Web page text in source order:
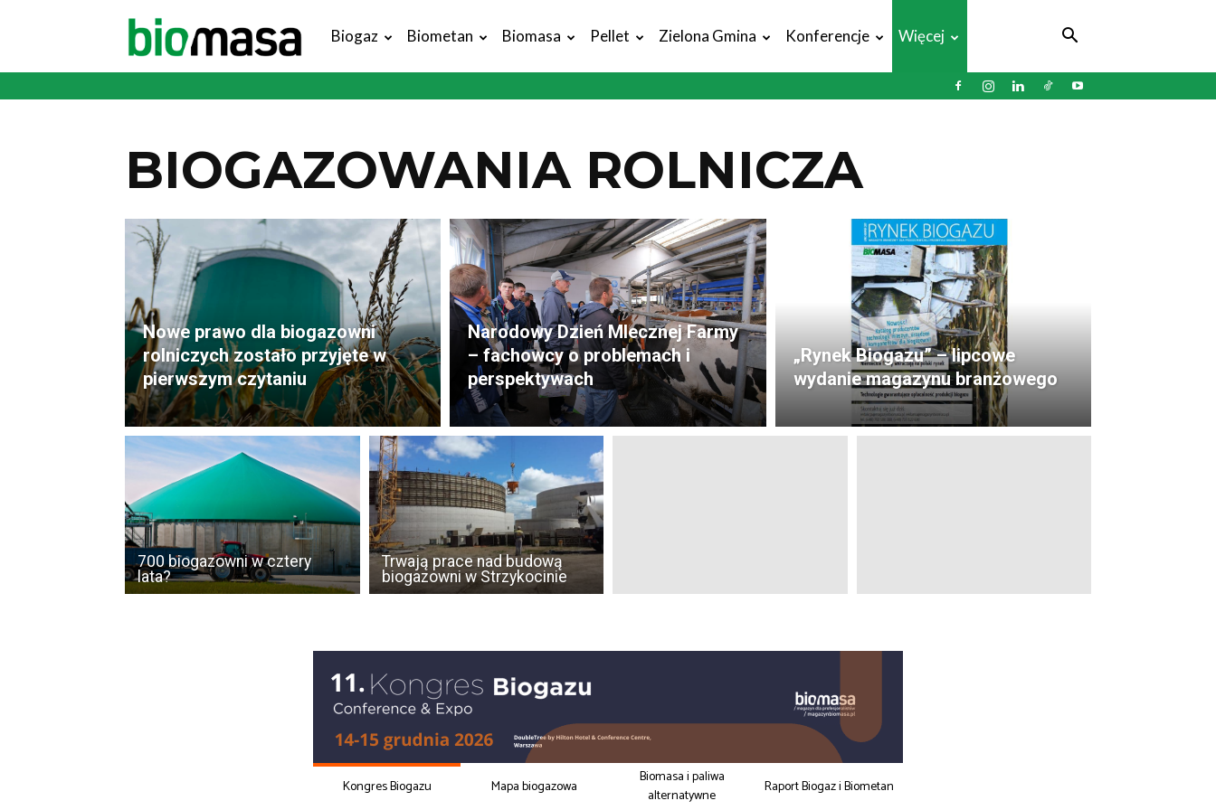
Magazyn
Biogaz Biometan Biomasa Pellet Zielona Gmina Konferencje Więcej
BIOGAZOWANIA ROLNICZA
Nowe prawo dla biogazowni
rolniczych zostało przyjęte w
pierwszym czytaniu
Narodowy Dzień Mlecznej Farmy
– fachowcy o problemach i
perspektywach
„Rynek Biogazu” – lipcowe
wydanie magazynu branżowego
700 biogazowni w cztery
lata?
Trwają prace nad budową
biogazowni w Strzykocinie
Kongres Biogazu Mapa biogazowa
Biomasa i paliwa
alternatywne
Raport Biogaz i Biometan